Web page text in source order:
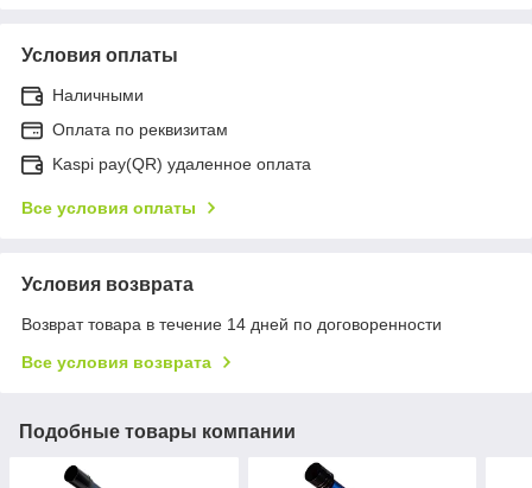
Условия оплаты
Наличными
Оплата по реквизитам
Kaspi pay(QR) удаленное оплата
Все условия оплаты
Условия возврата
Возврат товара в течение 14 дней по договоренности
Все условия возврата
Подобные товары компании